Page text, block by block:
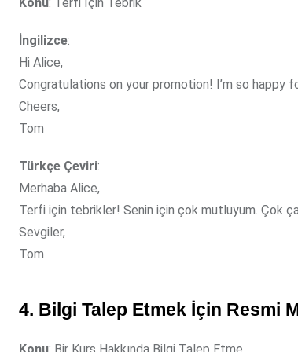
Konu: Terfi İçin Tebrik
İngilizce:
Hi Alice,
Congratulations on your promotion! I’m so happy
Cheers,
Tom
Türkçe Çeviri:
Merhaba Alice,
Terfi için tebrikler! Senin için çok mutluyum. Çok
Sevgiler,
Tom
4. Bilgi Talep Etmek İçin Resmi